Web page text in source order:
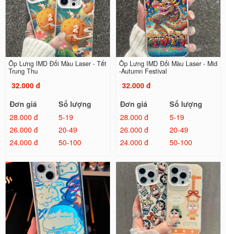
Ốp Lưng IMD Đổi Màu Laser - Tết
Trung Thu
32.000 đ
Đơn giá
Số lượng
28.000 đ
5-19
26.000 đ
20-49
24.000 đ
50-100
Ốp Lưng IMD Đổi Màu Laser - Mid
-Autumn Festival
32.000 đ
Đơn giá
Số lượng
28.000 đ
5-19
26.000 đ
20-49
24.000 đ
50-100